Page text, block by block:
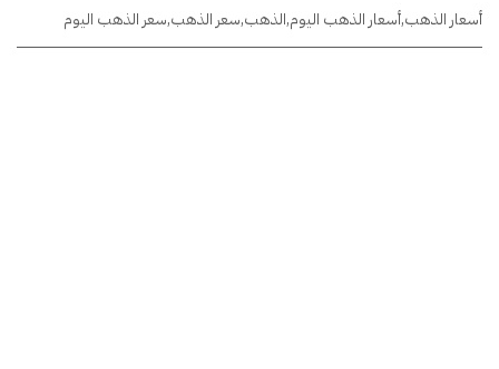
أسعار الذهب,أسعار الذهب اليوم,الذهب,سعر الذهب,سعر الذهب اليوم